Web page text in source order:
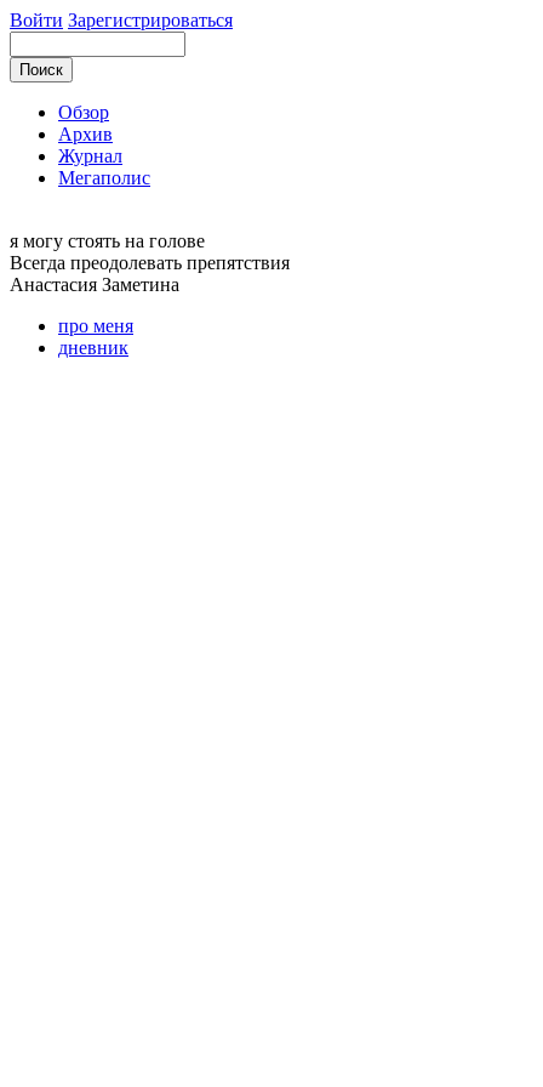
Войти Зарегистрироваться
Обзор
Архив
Журнал
Мегаполис
я могу стоять на голове
Всегда преодолевать препятствия
Анастасия Заметина
про меня
дневник